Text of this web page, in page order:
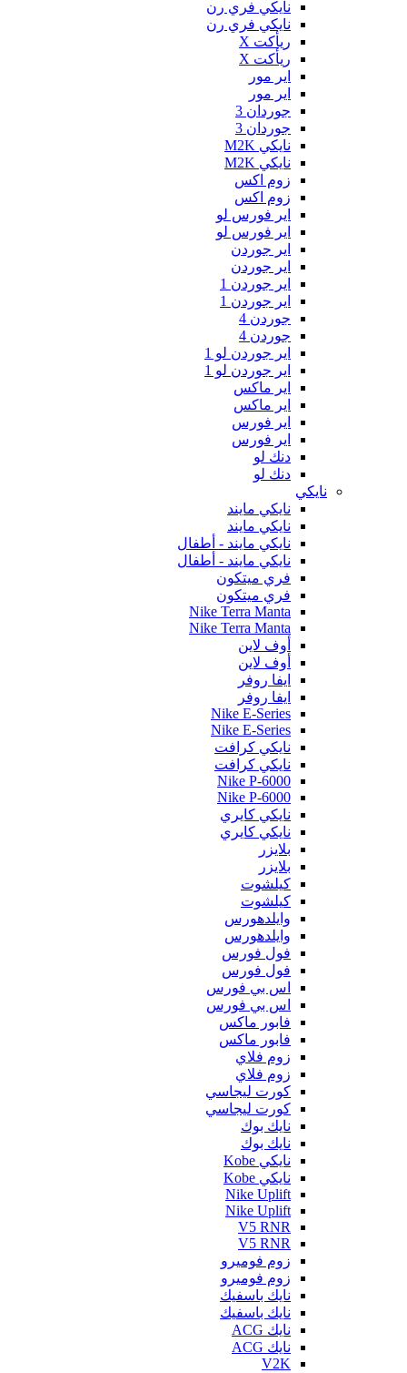
نايكي فري رن
نايكي فري رن
ريأكت X
ريأكت X
اير مور
اير مور
جوردان 3
جوردان 3
نايكي M2K
نايكي M2K
زوم اكس
زوم اكس
اير فورس لو
اير فورس لو
اير جوردن
اير جوردن
اير جوردن 1
اير جوردن 1
جوردن 4
جوردن 4
اير جوردن لو 1
اير جوردن لو 1
اير ماكس
اير ماكس
اير فورس
اير فورس
دنك لو
دنك لو
نايكي
نايكي مايند
نايكي مايند
نايكي مايند - أطفال
نايكي مايند - أطفال
فري ميتكون
فري ميتكون
Nike Terra Manta
Nike Terra Manta
أوف لاين
أوف لاين
ايفا روفر
ايفا روفر
Nike E-Series
Nike E-Series
نايكي كرافت
نايكي كرافت
Nike P-6000
Nike P-6000
نايكي كايري
نايكي كايري
بلايزر
بلايزر
كيلشوت
كيلشوت
وايلدهورس
وايلدهورس
فول فورس
فول فورس
اس بي فورس
اس بي فورس
فابور ماكس
فابور ماكس
زوم فلاي
زوم فلاي
كورت ليجاسي
كورت ليجاسي
نايك بوك
نايك بوك
نايكي Kobe
نايكي Kobe
Nike Uplift
Nike Uplift
V5 RNR
V5 RNR
زوم فوميرو
زوم فوميرو
نايك باسفيك
نايك باسفيك
نايك ACG
نايك ACG
V2K